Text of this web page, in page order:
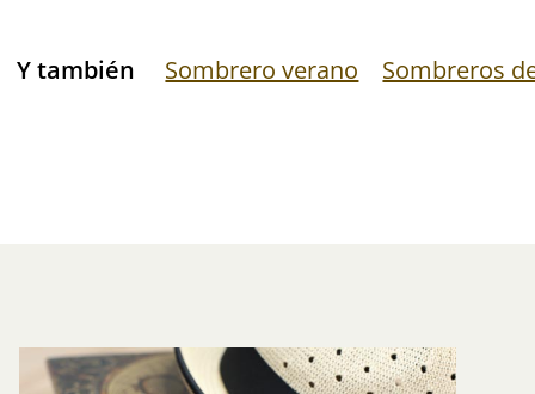
Y también Sombrero verano Sombreros